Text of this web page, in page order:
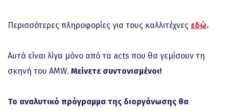
Περισσότερες πληροφορίες για τους καλλιτέχνες εδώ.
Αυτά είναι λίγα μόνο από τα acts που θα γεμίσουν τη
σκηνή του AMW. Μείνετε συντονισμένοι!
Το αναλυτικό πρόγραμμα της διοργάνωσης θα